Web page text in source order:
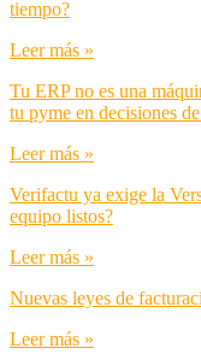
tiempo?
Leer más »
Tu ERP no es una
tu pyme en decisiones
Leer más »
Verifactu ya exige la
equipo listos?
Leer más »
Nuevas leyes de
Leer más »